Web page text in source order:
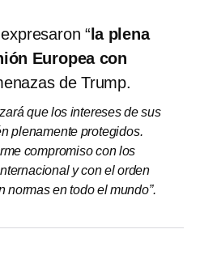
“la plena
Europea con
de Trump.
que los intereses de sus
plenamente protegidos.
compromiso con los
y con el orden
normas en todo el mundo”.